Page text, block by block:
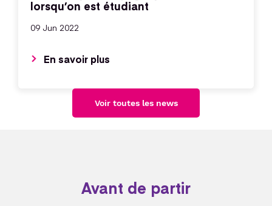
lorsqu’on est étudiant
09 Jun 2022
En savoir plus
Voir toutes les news
Avant de partir